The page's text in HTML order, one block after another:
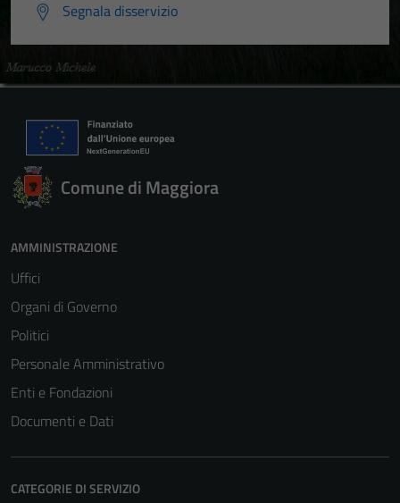
Segnala disservizio
Comune di Maggiora
AMMINISTRAZIONE
Uffici
Organi di Governo
Politici
Personale Amministrativo
Enti e Fondazioni
Documenti e Dati
CATEGORIE DI SERVIZIO